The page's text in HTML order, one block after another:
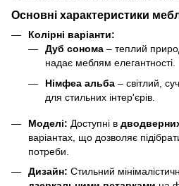
Основні характеристики
Колірні варіанти:
Дуб сонома – теплий
надає меблям елегантності.
Німфеа альба – світлий,
для стильних інтер'єрів.
Моделі: Доступні в
варіантах, що дозволяє
потреби.
Дизайн: Стильний